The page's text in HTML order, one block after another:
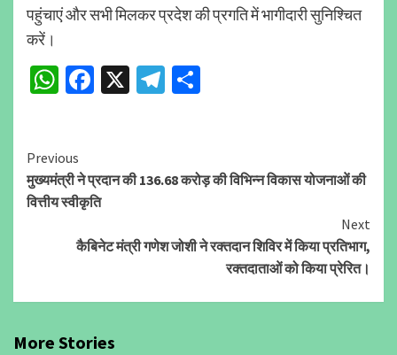
पहुंचाएं और सभी मिलकर प्रदेश की प्रगति में भागीदारी सुनिश्चित
करें।
WhatsApp
Facebook
X Telegram
Continue
Reading
Previous
मुख्यमंत्री ने प्रदान की 136.68 करोड़ की विभिन्न विकास योजनाओं की
वित्तीय स्वीकृति
Next
कैबिनेट मंत्री गणेश जोशी ने रक्तदान शिविर में किया प्रतिभाग,
रक्तदाताओं को किया प्रेरित।
More Stories